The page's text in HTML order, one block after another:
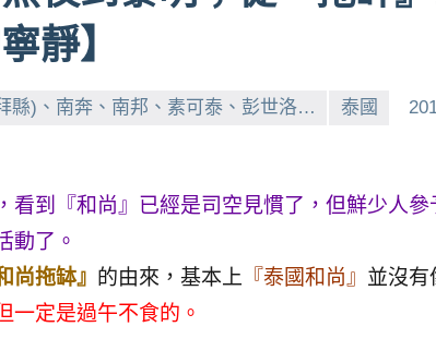
靜】
縣)、南奔、南邦、素可泰、彭世洛… 泰國
看到『和尚』已經是司空見慣了，但鮮少人
動了。
尚拖缽』 的由來，基本上 『泰國和尚』 並沒有
一定是過午不食的。